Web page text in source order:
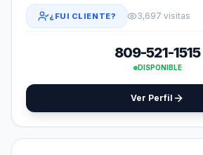
¿FUI CLIENTE? 3,697 visitas
809-521-1515
DISPONIBLE
Ver Perfil